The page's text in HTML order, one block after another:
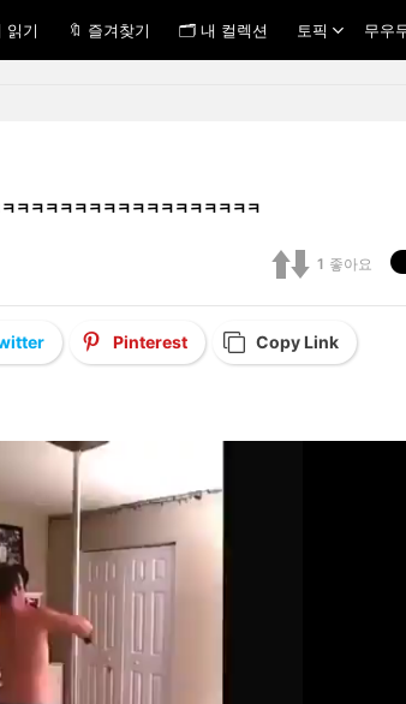
읽기 🔖 즐겨찾기 🗂 내 컬렉션 토픽 무우
ㅋㅋㅋㅋㅋㅋㅋㅋㅋㅋㅋㅋㅋㅋㅋㅋㅋㅋㅋ
1 좋아요
Pinterest Copy Link